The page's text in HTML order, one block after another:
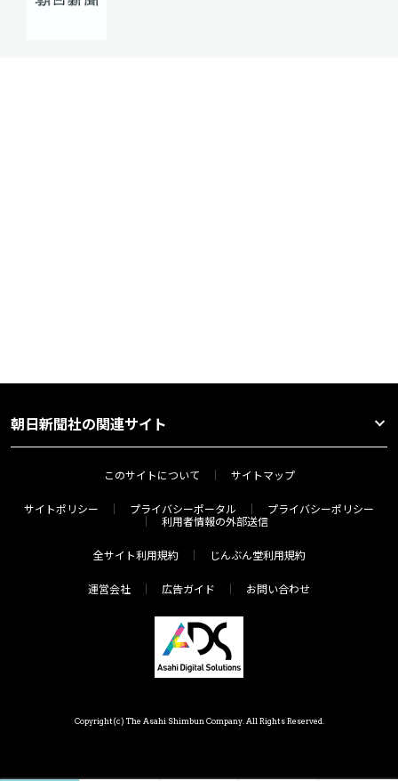
朝日新聞社の関連サイト
このサイトについて サイトマップ
サイトポリシー プライバシーポータル
プライバシーポリシー
利用者情報の外部送信
全サイト利用規約 じんぶん堂利用規約
運営会社 広告ガイド お問い合わせ
Copyright(c) The Asahi Shimbun Company. All Rights Reserved.